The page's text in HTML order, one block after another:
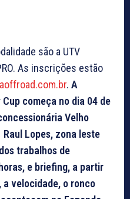
são a UTV
As inscrições estão
. A
começa no dia 04 de
Velho
Lopes, zona leste
trabalhos de
e briefing, a partir
a velocidade, o ronco